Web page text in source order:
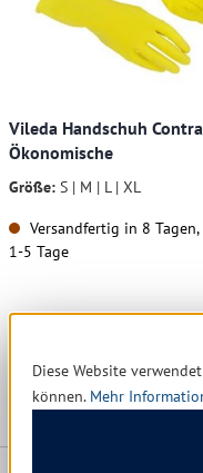
Vileda Handschuh
Ökonomische
Größe: S | M | L | XL
Versandfertig in 8
1-5 Tage
Details
Diese Website
können. Mehr